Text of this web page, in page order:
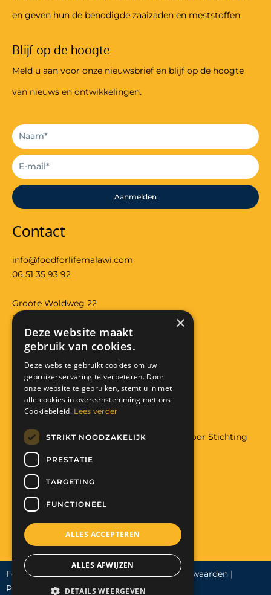
en geven hun de benodigde zaaizaden en meststoffen.
Blijf op de hoogte
Meld u aan voor onze nieuwsbrief en blijf op de hoogte
van nieuws en ontwikkelingen.
Aanmelden
Contact
info@foodforlifemalawi.com
06 51 35 93 92
Groote Woldweg 22
8097RS Oosterwolde (gld)
Bank: NL29 RABO 0118 3557 32
KVK: 08224426
Anbi: RSIN 822291319
Facebook
Instagram
Donatie
Wilt u meer weten over hulp aan Malawi door Stichting
The Art of Charity
Met uw hulp maakt u het mogelijk:
Help mee. Doneer nu!
Food For Life Malawi 2023 |Algemene voorwaarden |
Privacy
Cookies | Integriteitsprotocol
×
Deze website maakt
gebruik van cookies.
Deze website gebruikt cookies om uw
gebruikerservaring te verbeteren. Door
onze website te gebruiken, stemt u in met
alle cookies in overeenstemming met ons
Cookiebeleid. Lees verder
STRIKT NOODZAKELIJK
PRESTATIE
TARGETING
FUNCTIONEEL
ALLES ACCEPTEREN
ALLES AFWIJZEN
DETAILS WEERGEVEN